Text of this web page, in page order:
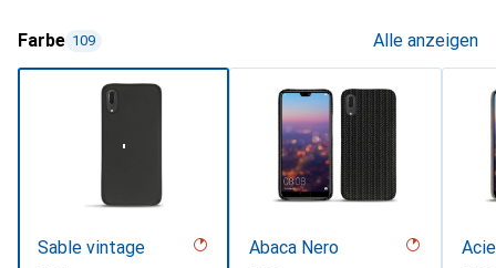
Farbe 109 Alle anzeigen
Sable vintage Abaca Nero